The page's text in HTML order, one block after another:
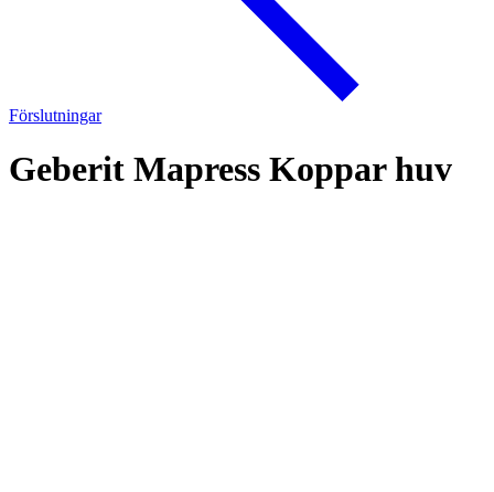
Förslutningar
Geberit Mapress Koppar huv